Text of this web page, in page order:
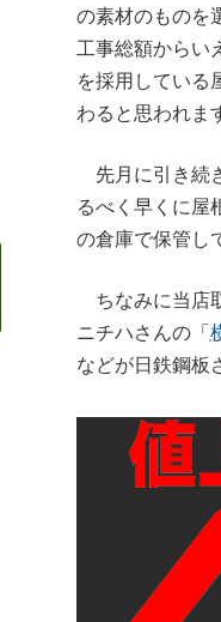
の素材のものを
工事総額からい
を採用している
わると思われま
先月に引き続
るべく早くに屋
の倉庫で保管し
ちなみに当店
ニチハさんの「
などが日鉄鋼板